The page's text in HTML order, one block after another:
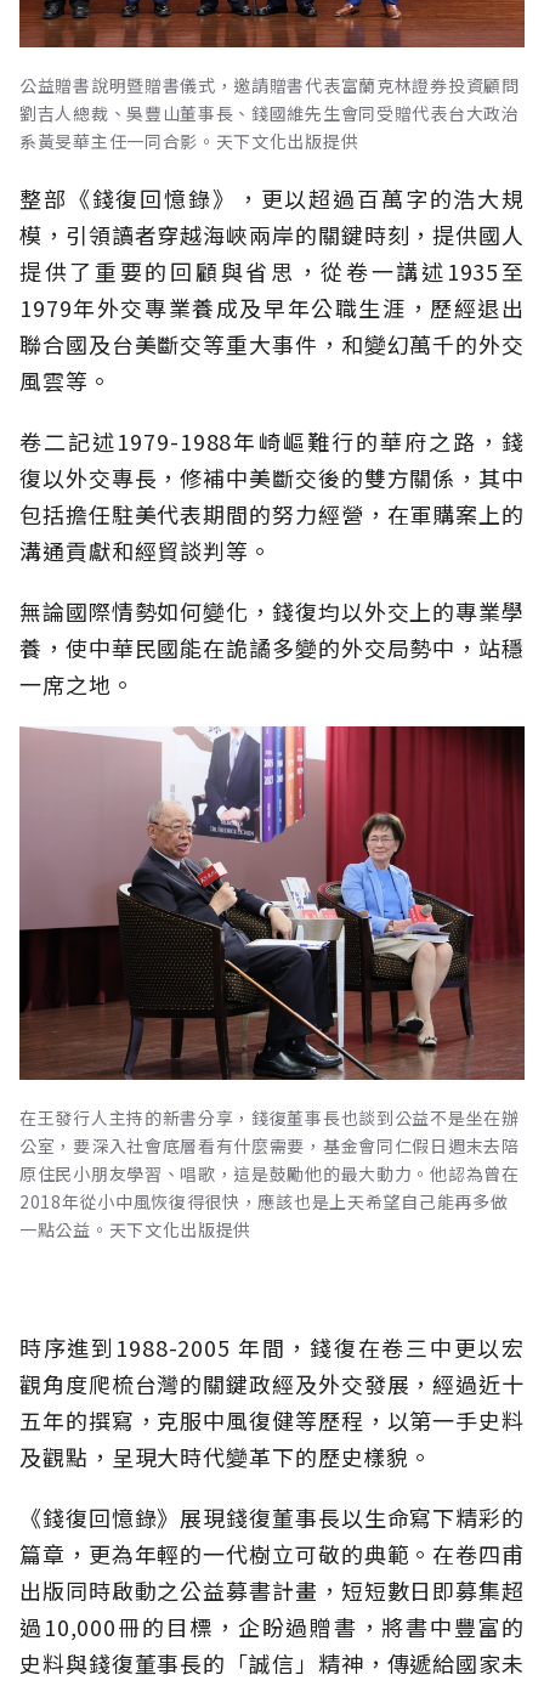
公益贈書說明暨贈書儀式，邀請贈書代表富蘭克林證券投資顧問
劉吉人總裁、吳豐山董事長、錢國維先生會同受贈代表台大政治
系黃旻華主任一同合影。天下文化出版提供
整部《錢復回憶錄》，更以超過百萬字的浩大規
模，引領讀者穿越海峽兩岸的關鍵時刻，提供國人
提供了重要的回顧與省思，從卷一講述1935至
1979年外交專業養成及早年公職生涯，歷經退出
聯合國及台美斷交等重大事件，和變幻萬千的外交
風雲等。
卷二記述1979-1988年崎嶇難行的華府之路，錢
復以外交專長，修補中美斷交後的雙方關係，其中
包括擔任駐美代表期間的努力經營，在軍購案上的
溝通貢獻和經貿談判等。
無論國際情勢如何變化，錢復均以外交上的專業學
養，使中華民國能在詭譎多變的外交局勢中，站穩
一席之地。
在王發行人主持的新書分享，錢復董事長也談到公益不是坐在辦
公室，要深入社會底層看有什麼需要，基金會同仁假日週末去陪
原住民小朋友學習、唱歌，這是鼓勵他的最大動力。他認為曾在
2018年從小中風恢復得很快，應該也是上天希望自己能再多做
一點公益。天下文化出版提供
時序進到1988-2005 年間，錢復在卷三中更以宏
觀角度爬梳台灣的關鍵政經及外交發展，經過近十
五年的撰寫，克服中風復健等歷程，以第一手史料
及觀點，呈現大時代變革下的歷史樣貌。
《錢復回憶錄》展現錢復董事長以生命寫下精彩的
篇章，更為年輕的一代樹立可敬的典範。在卷四甫
出版同時啟動之公益募書計畫，短短數日即募集超
過10,000冊的目標，企盼過贈書，將書中豐富的
史料與錢復董事長的「誠信」精神，傳遞給國家未